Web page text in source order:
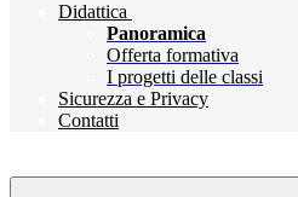
Didattica
Panoramica
Offerta formativa
I progetti delle classi
Sicurezza e Privacy
Contatti